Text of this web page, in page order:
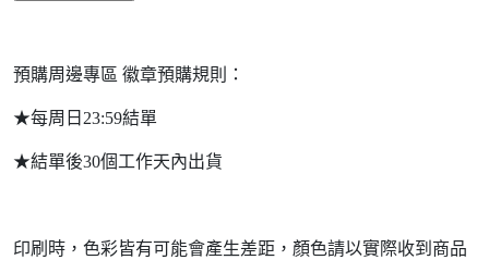
預購周邊專區 徽章預購規則：
★每周日23:59結單
★結單後30個工作天內出貨
印刷時，色彩皆有可能會產生差距，顏色請以實際收到商品